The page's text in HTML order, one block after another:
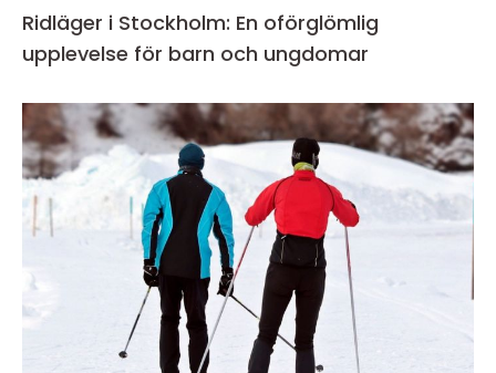
Ridläger i Stockholm: En oförglömlig
upplevelse för barn och ungdomar